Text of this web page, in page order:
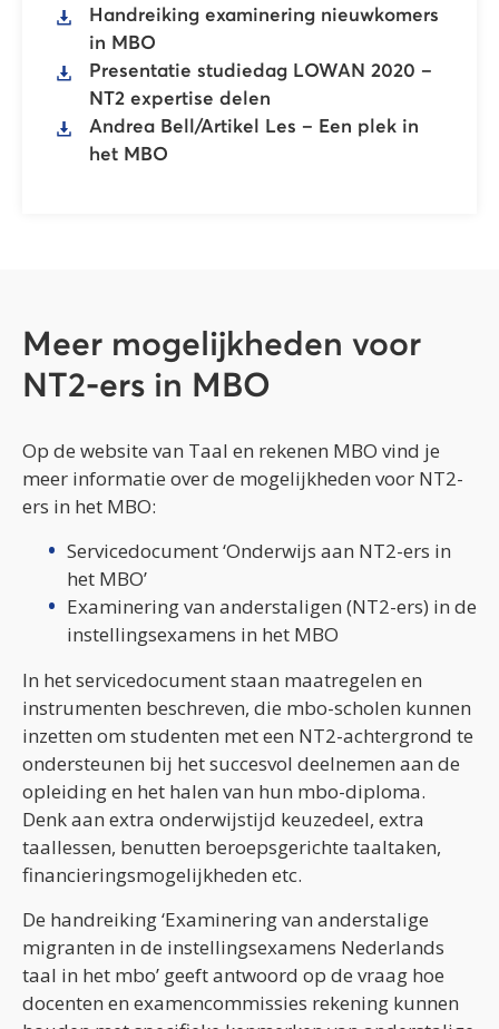
Handreiking examinering nieuwkomers
in MBO
Presentatie studiedag LOWAN 2020 –
NT2 expertise delen
Andrea Bell/Artikel Les – Een plek in
het MBO
Meer mogelijkheden voor
NT2-ers in MBO
Op de website van Taal en rekenen MBO vind je
meer informatie over de mogelijkheden voor NT2-
ers in het MBO:
Servicedocument ‘Onderwijs aan NT2-ers in
het MBO’
Examinering van anderstaligen (NT2-ers) in de
instellingsexamens in het MBO
In het servicedocument staan maatregelen en
instrumenten beschreven, die mbo-scholen kunnen
inzetten om studenten met een NT2-achtergrond te
ondersteunen bij het succesvol deelnemen aan de
opleiding en het halen van hun mbo-diploma.
Denk aan extra onderwijstijd keuzedeel, extra
taallessen, benutten beroepsgerichte taaltaken,
financieringsmogelijkheden etc.
De handreiking ‘Examinering van anderstalige
migranten in de instellingsexamens Nederlands
taal in het mbo’ geeft antwoord op de vraag hoe
docenten en examencommissies rekening kunnen